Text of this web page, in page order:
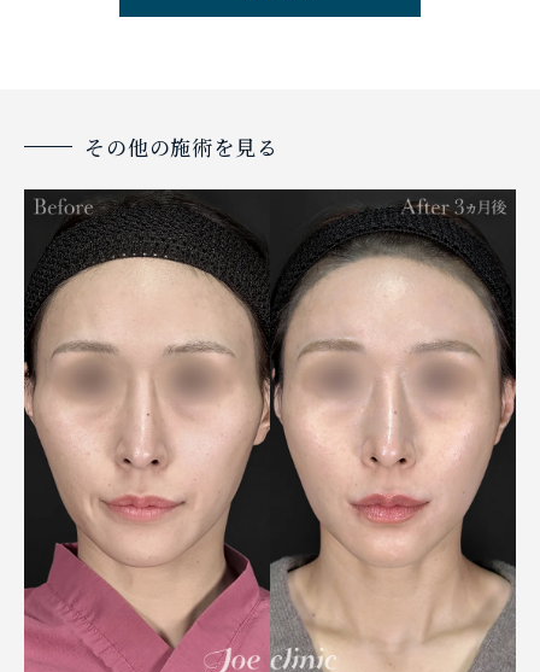
その他の施術を見る